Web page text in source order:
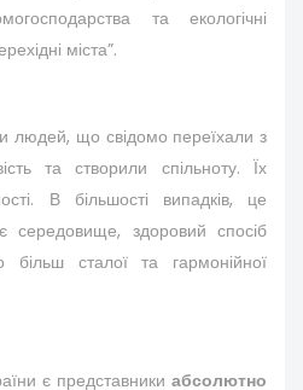
та екологічні
міста”.
людей, що свідомо переїхали з
та створили спільноту. Їх
В більшості випадків, це
середовище, здоровий спосіб
сталої та гармонійної
є представники абсолютно